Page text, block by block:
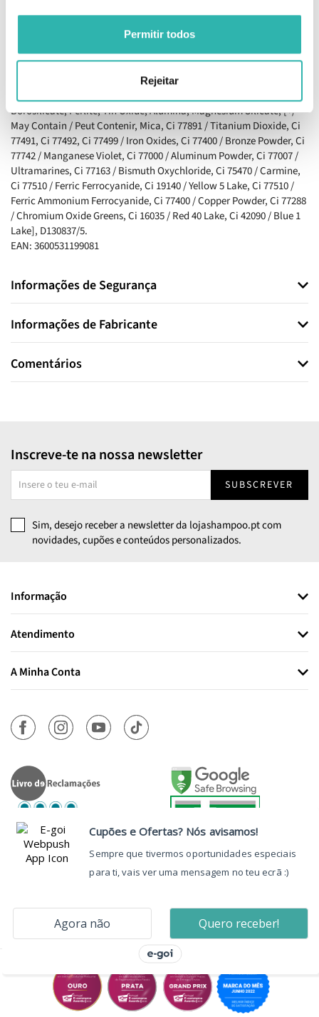
Permitir todos
Rejeitar
Talc, Triisostearin, Hydrogenated Polydecene, Magnesium
Stearate, Synthetic Wax, Calcium Sodium Borosilicate,
Hdi/Trimethylol Hexyllactone Crosspolymer, Synthetic
Fluorphlogopite, Caprylyl Glycol, Silica, Calcium Aluminum
Borosilicate, Perlite, Tin Oxide, Alumina, Magnesium Silicate, [+/-
May Contain / Peut Contenir, Mica, Ci 77891 / Titanium Dioxide, Ci
77491, Ci 77492, Ci 77499 / Iron Oxides, Ci 77400 / Bronze Powder, Ci
77742 / Manganese Violet, Ci 77000 / Aluminum Powder, Ci 77007 /
Ultramarines, Ci 77163 / Bismuth Oxychloride, Ci 75470 / Carmine,
Ci 77510 / Ferric Ferrocyanide, Ci 19140 / Yellow 5 Lake, Ci 77510 /
Ferric Ammonium Ferrocyanide, Ci 77400 / Copper Powder, Ci 77288
/ Chromium Oxide Greens, Ci 16035 / Red 40 Lake, Ci 42090 / Blue 1
Lake], D130837/5.
EAN: 3600531199081
Informações de Segurança
Informações de Fabricante
Comentários
Inscreve-te na nossa newsletter
SUBSCREVER
Sim, desejo receber a newsletter da lojashampoo.pt com
novidades, cupões e conteúdos personalizados.
Informação
Atendimento
A Minha Conta
Autorizado a Disponibilizar
INFARMED, I.P.